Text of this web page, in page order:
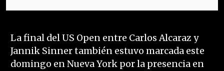
La final del US Open entre Carlos Alcaraz y
Jannik Sinner también estuvo marcada este
domingo en Nueva York por la presencia en